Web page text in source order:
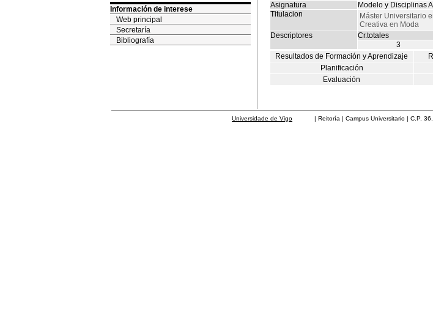
Información de interese
Web principal
Secretaría
Bibliografía
Asignatura
Modelo y Disciplinas
Titulacion
Máster Universitario
Creativa en Moda
Descriptores
Cr.totales
3
Resultados de Formación y Aprendizaje
Planificación
Evaluación
Universidade de Vigo | Reitoría | Campus Universitario | C.P.